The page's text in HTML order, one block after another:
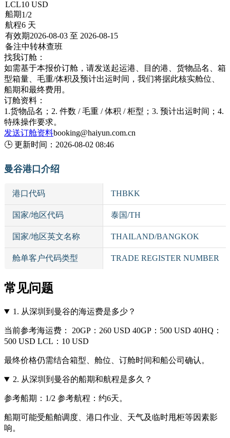
LCL10 USD
船期1/2
航程6 天
有效期2026-08-03 至 2026-08-15
备注中转林查班
找我订舱：
如需基于本报价订舱，请发送起运港、目的港、货物品名、箱
型箱量、毛重/体积及预计出运时间，我们将据此核实舱位、
船期和最终费用。
订舱资料：
1.货物品名；2. 件数 / 毛重 / 体积 / 柜型；3. 预计出运时间；4.
特殊操作要求。
发送订舱资料booking@haiyun.com.cn
🕒 更新时间： 2026-08-02 08:46
曼谷港口介绍
港口代码 THBKK
国家/地区代码 泰国/TH
国家/地区英文名称 THAILAND/BANGKOK
舱单客户代码类型 TRADE REGISTER NUMBER
常见问题
1. 从深圳到曼谷的海运费是多少？
当前参考海运费： 20GP：260 USD 40GP：500 USD 40HQ：
500 USD LCL：10 USD
最终价格仍需结合箱型、舱位、订舱时间和船公司确认。
2. 从深圳到曼谷的船期和航程是多久？
参考船期：1/2 参考航程：约6天。
船期可能受船舶调度、港口作业、天气及临时甩柜等因素影
响。